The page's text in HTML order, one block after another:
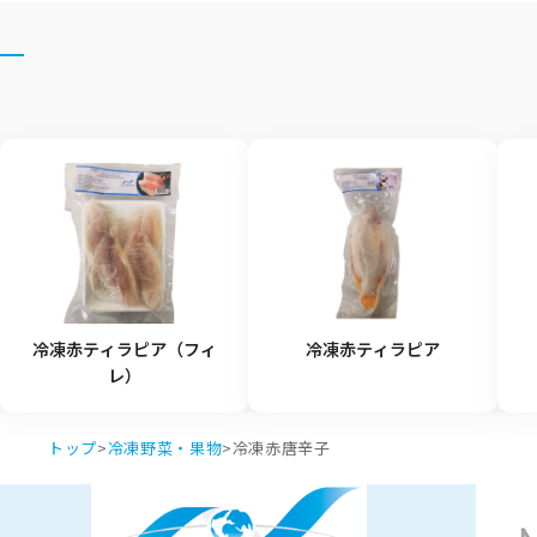
冷凍赤ティラピア（フィ
レ）
冷凍赤ティラピア
トップ>冷凍野菜・果物>冷凍赤唐辛子